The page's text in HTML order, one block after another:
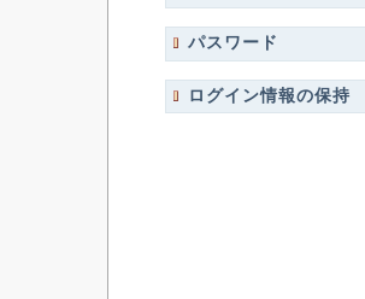
パスワード
ログイン情報の保持